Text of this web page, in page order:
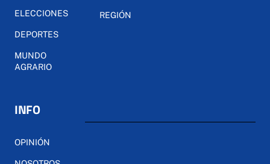
ELECCIONES
DEPORTES
MUNDO
AGRARIO
REGIÓN
INFO
OPINIÓN